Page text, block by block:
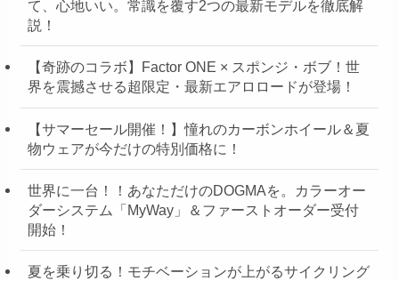
て、心地いい。常識を覆す2つの最新モデルを徹底解
説！
【奇跡のコラボ】Factor ONE × スポンジ・ボブ！世
界を震撼させる超限定・最新エアロロードが登場！
【サマーセール開催！】憧れのカーボンホイール＆夏
物ウェアが今だけの特別価格に！
世界に一台！！あなただけのDOGMAを。カラーオー
ダーシステム「MyWay」＆ファーストオーダー受付
開始！
夏を乗り切る！モチベーションが上がるサイクリング